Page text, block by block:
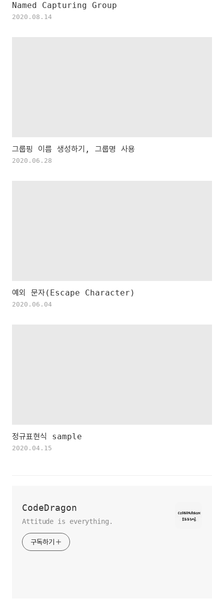
Named Capturing Group
2020.08.14
그룹핑 이름 생성하기, 그룹명 사용
2020.06.28
예외 문자(Escape Character)
2020.06.04
정규표현식 sample
2020.04.15
CodeDragon
Attitude is everything.
구독하기